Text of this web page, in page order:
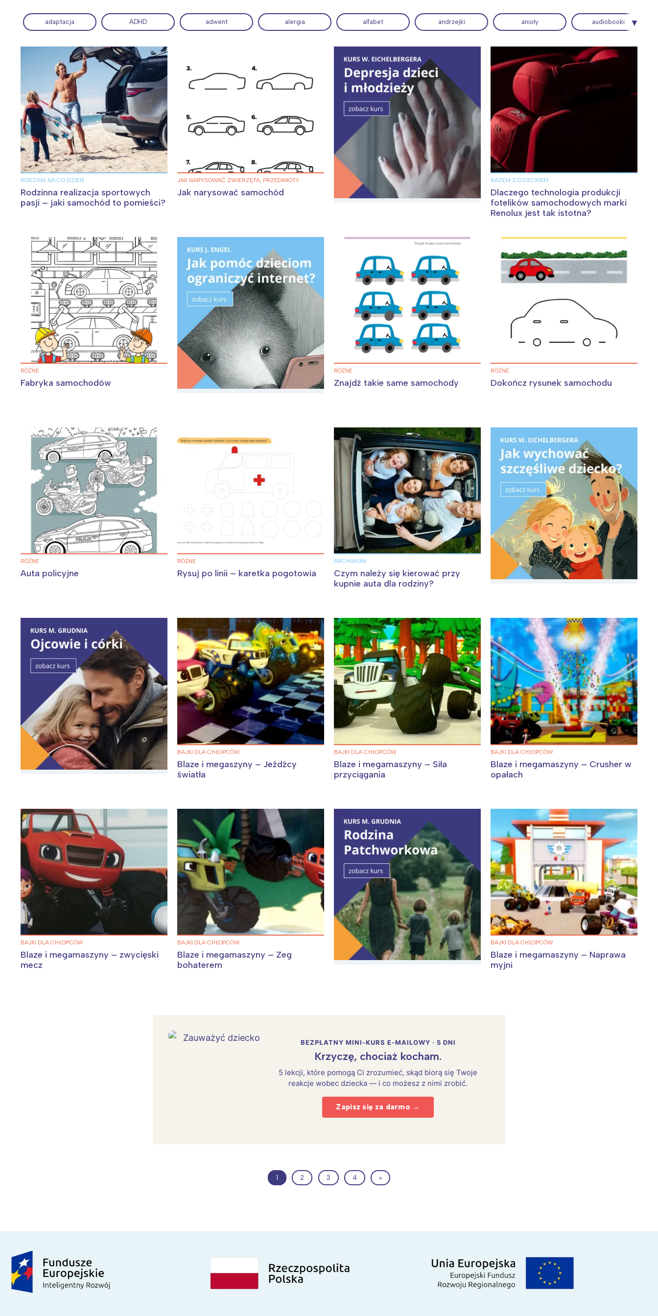
Wiosenny koncert ptaków na płocie Pszczoła i kwitnący ul Wiewiórka na kwitnącym polu
adaptacja ADHD adwent alergia alfabet andrzejki anioły audiobooki
RODZINA NA CO DZIEŃ
Rodzinna realizacja sportowych
pasji – jaki samochód to pomieści?
JAK NARYSOWAĆ ZWIERZĘTA, PRZEDMIOTY
Jak narysować samochód
RAZEM Z DZIECKIEM
Dlaczego technologia produkcji
fotelików samochodowych marki
Renolux jest tak istotna?
RÓŻNE
Fabryka samochodów
RÓŻNE
Znajdź takie same samochody
RÓŻNE
Dokończ rysunek samochodu
RÓŻNE
Auta policyjne
RÓŻNE
Rysuj po linii – karetka pogotowia
ARCHIWUM
Czym należy się kierować przy
kupnie auta dla rodziny?
BAJKI DLA CHŁOPCÓW
Blaze i megaszyny – Jeźdźcy
światła
BAJKI DLA CHŁOPCÓW
Blaze i megamaszyny – Siła
przyciągania
BAJKI DLA CHŁOPCÓW
Blaze i megamaszyny – Crusher w
opałach
BAJKI DLA CHŁOPCÓW
Blaze i megamaszyny – zwycięski
mecz
BAJKI DLA CHŁOPCÓW
Blaze i megamaszyny – Zeg
bohaterem
BAJKI DLA CHŁOPCÓW
Blaze i megamaszyny – Naprawa
myjni
BEZPŁATNY MINI-KURS E-MAILOWY · 5 DNI
Krzyczę, chociaż kocham.
5 lekcji, które pomogą Ci zrozumieć, skąd biorą się Twoje
reakcje wobec dziecka — i co możesz z nimi zrobić.
Zapisz się za darmo →
1 2 3 4 »
Interesują mnie wydarzenia z tego regionu:
Warszawa
Łódź
Śląsk
Kraków
Południe
Wybieram